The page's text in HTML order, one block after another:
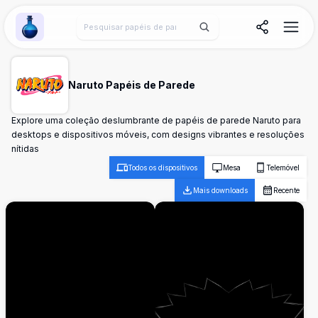
Wallpaper Alchemy
Naruto Papéis de Parede
Explore uma coleção deslumbrante de papéis de parede Naruto para
desktops e dispositivos móveis, com designs vibrantes e resoluções
nítidas
Todos os dispositivos Mesa Telemóvel
Mais downloads Recente